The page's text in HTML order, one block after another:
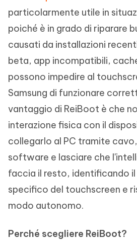
particolarmente utile in
poiché è in grado di riparare
causati da installazioni
beta, app incompatibili,
possono impedire al
Samsung di funzionare
vantaggio di ReiBoot è che
interazione fisica con il
collegarlo al PC tramite
software e lasciare che
faccia il resto, identificando
specifico del touchscreen e
modo autonomo.
Perché scegliere ReiBoot?